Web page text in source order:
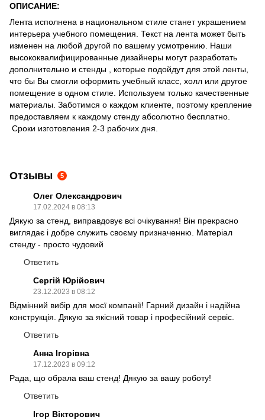
ОПИСАНИЕ:
Лента исполнена в национальном стиле станет украшением
интерьера учебного помещения. Текст на лента может быть
изменен на любой другой по вашему усмотрению. Наши
высококвалифицированные дизайнеры могут разработать
дополнительно и стенды , которые подойдут для этой ленты,
что бы Вы смогли оформить учебный класс, холл или другое
помещение в одном стиле. Используем только качественные
материалы. Заботимся о каждом клиенте, поэтому крепление
предоставляем к каждому стенду абсолютно бесплатно.
Сроки изготовления 2-3 рабочих дня.
Отзывы 5
Олег Олександрович
17.02.2024 в 08:13
Дякую за стенд, виправдовує всі очікування! Він прекрасно
виглядає і добре служить своєму призначенню. Матеріал
стенду - просто чудовий
Ответить
Сергій Юрійович
23.12.2023 в 08:12
Відмінний вибір для моєї компанії! Гарний дизайн і надійна
конструкція. Дякую за якісний товар і професійний сервіс.
Ответить
Анна Ігорівна
17.12.2023 в 09:12
Рада, що обрала ваш стенд! Дякую за вашу роботу!
Ответить
Ігор Вікторович